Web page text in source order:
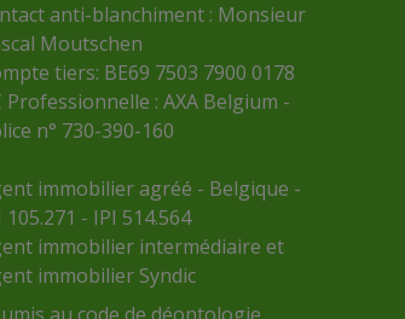
anti-blanchiment : Monsieur
Moutschen
tiers: BE69 7503 7900 0178
Professionnelle : AXA Belgium -
n° 730-390-160
immobilier agréé - Belgique -
105.271 - IPI 514.564
immobilier intermédiaire et
immobilier Syndic